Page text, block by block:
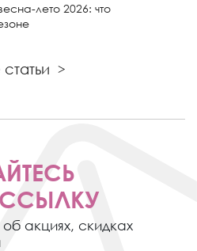
лето 2026: что
>
акциях, скидках